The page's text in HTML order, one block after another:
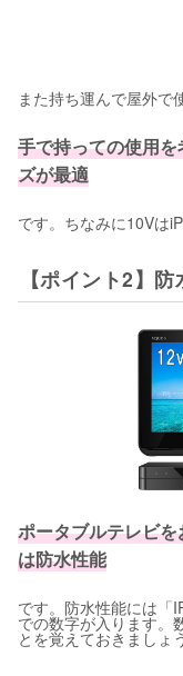
また持ち運んで屋外で
手で持っての使用
ズが最適
です。ちなみに10Vは
【ポイント2】
ポータブルテレビ
は防水性能
です。防水性能には
での数字が入ります。
とを覚えておきましょ